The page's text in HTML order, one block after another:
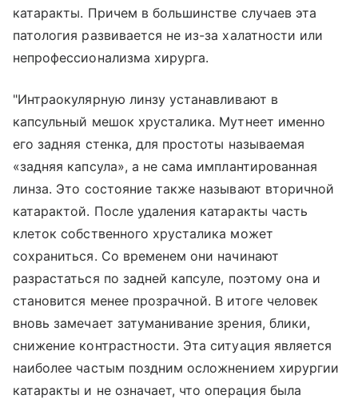
катаракты. Причем в большинстве случаев эта
патология развивается не из-за халатности или
непрофессионализма хирурга.
"Интраокулярную линзу устанавливают в
капсульный мешок хрусталика. Мутнеет именно
его задняя стенка, для простоты называемая
«задняя капсула», а не сама имплантированная
линза. Это состояние также называют вторичной
катарактой. После удаления катаракты часть
клеток собственного хрусталика может
сохраниться. Со временем они начинают
разрастаться по задней капсуле, поэтому она и
становится менее прозрачной. В итоге человек
вновь замечает затуманивание зрения, блики,
снижение контрастности. Эта ситуация является
наиболее частым поздним осложнением хирургии
катаракты и не означает, что операция была